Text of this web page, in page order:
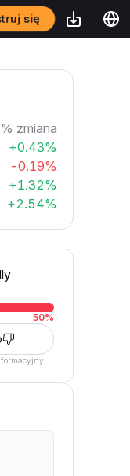
się
% zmiana
+0.43%
-0.19%
+1.32%
+2.54%
50%